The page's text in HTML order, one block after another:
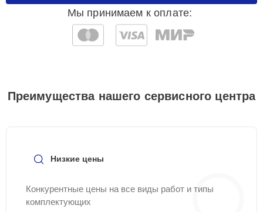
Мы принимаем к оплате:
Преимущества нашего сервисного центра
Низкие цены
Конкурентные цены на все виды работ и типы
комплектующих